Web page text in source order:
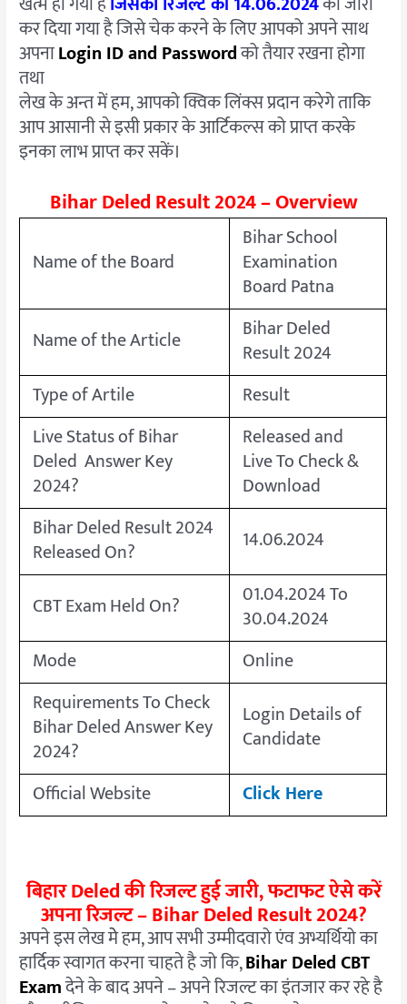
कर दिया गया है जिसे चेक करने के लिए आपको अपने साथ
अपनाLogin ID and Passwordको तैयार रखना होगा
तथा
लेख के अन्त में हम, आपको क्विक लिंक्स प्रदान करेगे ताकि
आप आसानी से इसी प्रकार के आर्टिकल्स को प्राप्त करके
इनका लाभ प्राप्त कर सकें।
Bihar Deled Result 2024 – Overview
Name of the Board
Bihar School
Examination
Board Patna
Name of the Article
Bihar Deled
Result 2024
Type of Artile
Result
Live Status of Bihar
Deled Answer Key
2024?
Released and
Live To Check &
Download
Bihar Deled Result 2024
Released On? 14.06.2024
CBT Exam Held On? 01.04.2024 To
30.04.2024
Mode
Online
Requirements To Check
Bihar Deled Answer Key
2024?
Login Details of
Candidate
Official Website
Click Here
बिहार Deled की रिजल्ट हुई जारी, फटाफट ऐसे करें
अपनारिजल्ट– Bihar Deled Result 2024?
अपने इस लेख मेे हम, आप सभी उम्मीदवारो एंव अभ्यर्थियो का
हार्दिक स्वागत करना चाहते है जो कि,Bihar Deled CBT
Examदेने के बाद अपने – अपने रिजल्ट का इंतजार कर रहे है